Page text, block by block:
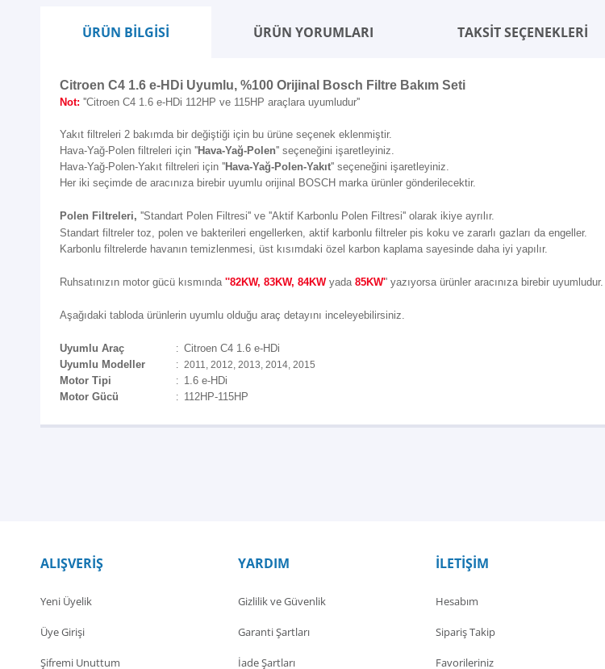
ÜRÜN BİLGİSİ ÜRÜN YORUMLARI TAKSİT SEÇENEKLERİ
Citroen C4 1.6 e-HDi Uyumlu, %100 Orijinal Bosch Filtre Bakım Seti
Not: ''Citroen C4 1.6 e-HDi 112HP ve 115HP araçlara uyumludur''
Yakıt filtreleri 2 bakımda bir değiştiği için bu ürüne seçenek eklenmiştir.
Hava-Yağ-Polen filtreleri için ''Hava-Yağ-Polen'' seçeneğini işaretleyiniz.
Hava-Yağ-Polen-Yakıt filtreleri için ''Hava-Yağ-Polen-Yakıt'' seçeneğini işaretleyiniz.
Her iki seçimde de aracınıza birebir uyumlu orijinal BOSCH marka ürünler gönderilecektir.
Polen Filtreleri, ''Standart Polen Filtresi'' ve ''Aktif Karbonlu Polen Filtresi'' olarak ikiye ayrılır.
Standart filtreler toz, polen ve bakterileri engellerken, aktif karbonlu filtreler pis koku ve zararlı gazları da engeller.
Karbonlu filtrelerde havanın temizlenmesi, üst kısımdaki özel karbon kaplama sayesinde daha iyi yapılır.
Ruhsatınızın motor gücü kısmında ''82KW, 83KW, 84KW yada85KW'' yazıyorsa ürünler aracınıza birebir uyumludur.
Aşağıdaki tabloda ürünlerin uyumlu olduğu araç detayını inceleyebilirsiniz.
Uyumlu Araç : Citroen C4 1.6 e-HDi
Uyumlu Modeller
: 2011, 2012, 2013, 2014, 2015
Motor Tipi : 1.6 e-HDi
Motor Gücü
: 112HP-115HP
ALIŞVERİŞ
Yeni Üyelik
Üye Girişi
Şifremi Unuttum
YARDIM
Gizlilik ve Güvenlik
Garanti Şartları
İade Şartları
İLETİŞİM
Hesabım
Sipariş Takip
Favorileriniz